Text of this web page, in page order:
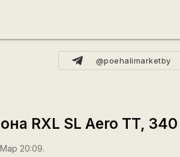
@poehalimarketby
RXL SL Aero TT,
20:09.